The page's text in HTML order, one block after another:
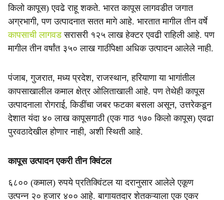
किलो कापूस) एवढे राहू शकते. भारत कापूस लागवडीत जगात
अग्रभागी, पण उत्पादनात सतत मागे आहे. भारतात मागील तीन वर्षे
कापसाची लागवडसरासरी १२५ लाख हेक्टर एवढी राहिली आहे. पण
मागील तीन वर्षांत ३५० लाख गाठींपेक्षा अधिक उत्पादन आलेले नाही.
पंजाब, गुजरात, मध्य प्रदेश, राजस्थान, हरियाणा या भागांतील
कापसाखालील कमाल क्षेत्र ओलिताखाली आहे. पण तेथेही कापूस
उत्पादनाला रोगराई, किडींचा जबर फटका बसला असून, उत्तरेकडून
देशात यंदा ४० लाख कापूसगाठी (एक गाठ १७० किलो कापूस) एवढा
पुरवठादेखील होणार नाही, अशी स्थिती आहे.
कापूस उत्पादन एकरी तीन क्विंटल
६८०० (कमाल) रुपये प्रतिक्विंटल या दरानुसार आलेले एकूण
उत्पन्न २० हजार ४०० आहे. बागायतदार शेतकऱ्याला एक एकर